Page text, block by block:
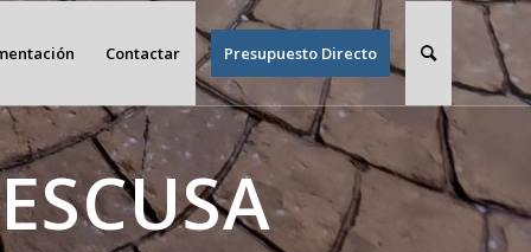
Contactar Presupuesto Directo